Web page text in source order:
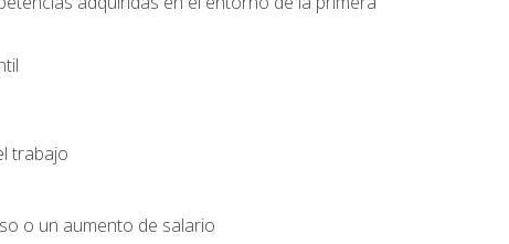
trabajo
o un aumento de salario